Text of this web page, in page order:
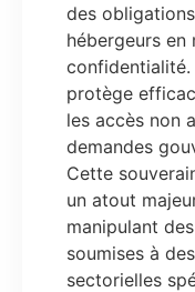
des
hébergeurs
protège
les accès non
demandes
Cette
un atout
manipulant
soumises à
sectorielles